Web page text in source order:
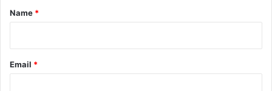
*
Name *
Email *